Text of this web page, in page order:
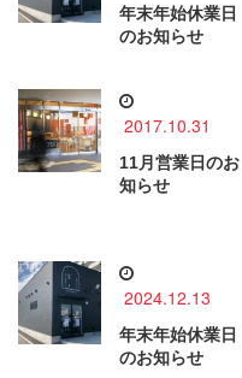
年末年始休業日
のお知らせ
2017.10.31
11月営業日のお
知らせ
2024.12.13
年末年始休業日
のお知らせ